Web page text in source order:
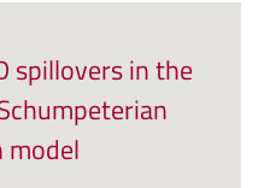
spillovers in the